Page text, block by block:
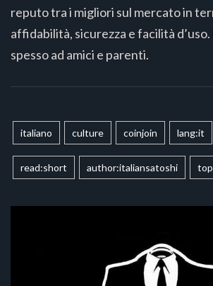
reputo tra i migliori sul mercato in
affidabilità, sicurezza e facilità
spesso ad amici e parenti.
italiano culture coinjoin lang:it
read:short author:italiansatoshi